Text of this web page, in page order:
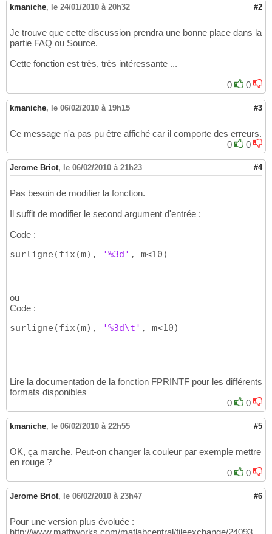
kmaniche, le 24/01/2010 à 20h32 #2
Je trouve que cette discussion prendra une bonne place dans la
partie FAQ ou Source.
Cette fonction est très, très intéressante ...
0 0
kmaniche, le 06/02/2010 à 19h15 #3
Ce message n'a pas pu être affiché car il comporte des erreurs.
0
0
Jerome Briot, le 06/02/2010 à 21h23 #4
Pas besoin de modifier la fonction.
Il suffit de modifier le second argument d'entrée :
Code :
surligne (fix(m) , '%3d' , m<10)
ou
Code :
surligne (fix(m) , '%3d\t' , m<10)
Lire la documentation de la fonction FPRINTF pour les différents
formats disponibles
0
0
kmaniche, le 06/02/2010 à 22h55 #5
OK, ça marche. Peut-on changer la couleur par exemple mettre
en rouge ?
0
0
Jerome Briot, le 06/02/2010 à 23h47 #6
Pour une version plus évoluée :